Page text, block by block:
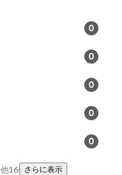
0
0
0
0
0
他16件さらに表示